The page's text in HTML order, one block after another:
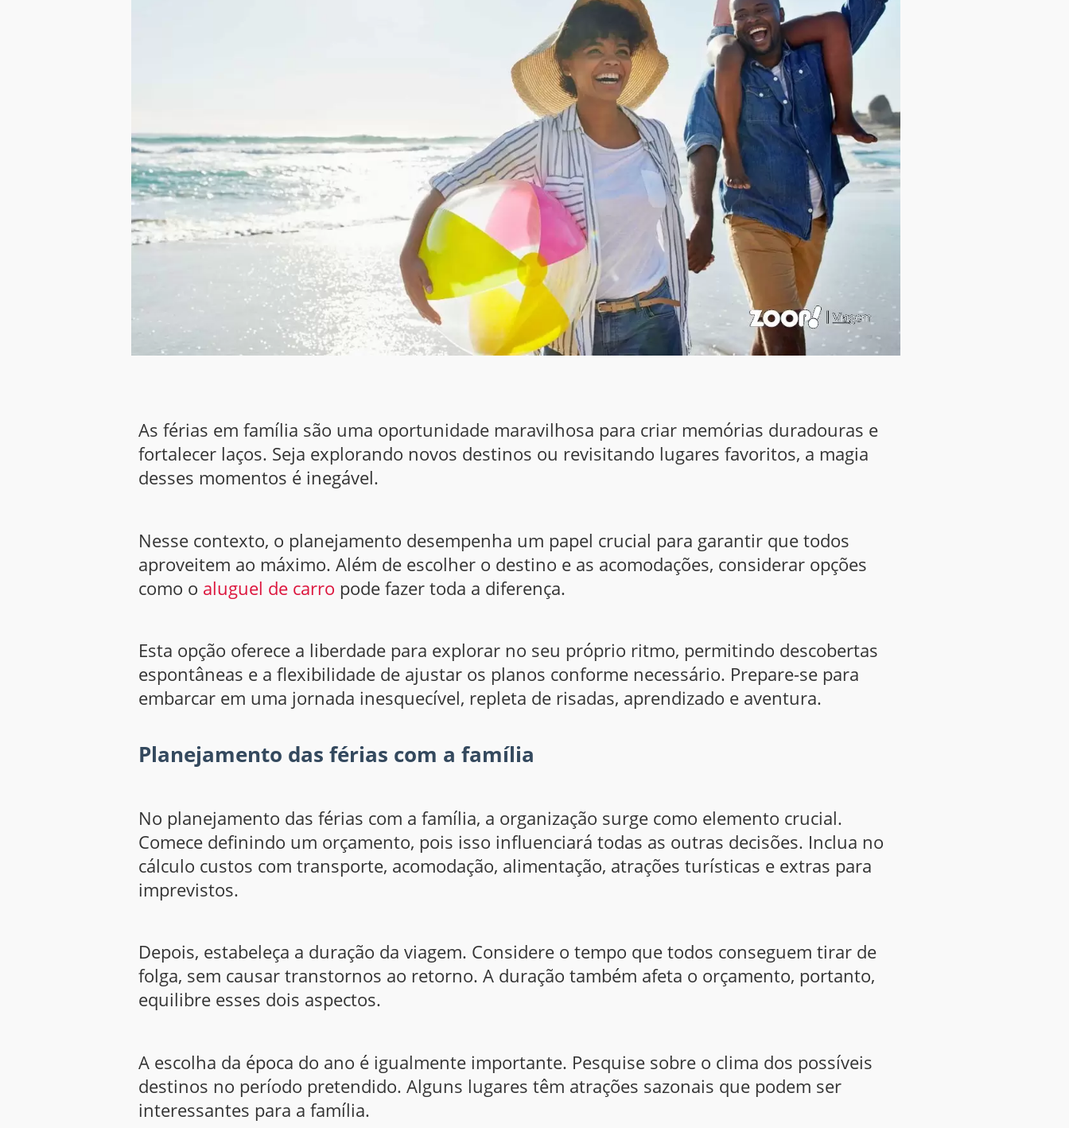
As férias em família são uma oportunidade maravilhosa para criar memórias duradouras e
fortalecer laços. Seja explorando novos destinos ou revisitando lugares favoritos, a magia
desses momentos é inegável.
Nesse contexto, o planejamento desempenha um papel crucial para garantir que todos
aproveitem ao máximo. Além de escolher o destino e as acomodações, considerar opções
como o aluguel de carro pode fazer toda a diferença.
Esta opção oferece a liberdade para explorar no seu próprio ritmo, permitindo descobertas
espontâneas e a flexibilidade de ajustar os planos conforme necessário. Prepare-se para
embarcar em uma jornada inesquecível, repleta de risadas, aprendizado e aventura.
Planejamento das férias com a família
No planejamento das férias com a família, a organização surge como elemento crucial.
Comece definindo um orçamento, pois isso influenciará todas as outras decisões. Inclua no
cálculo custos com transporte, acomodação, alimentação, atrações turísticas e extras para
imprevistos.
Depois, estabeleça a duração da viagem. Considere o tempo que todos conseguem tirar de
folga, sem causar transtornos ao retorno. A duração também afeta o orçamento, portanto,
equilibre esses dois aspectos.
A escolha da época do ano é igualmente importante. Pesquise sobre o clima dos possíveis
destinos no período pretendido. Alguns lugares têm atrações sazonais que podem ser
interessantes para a família.